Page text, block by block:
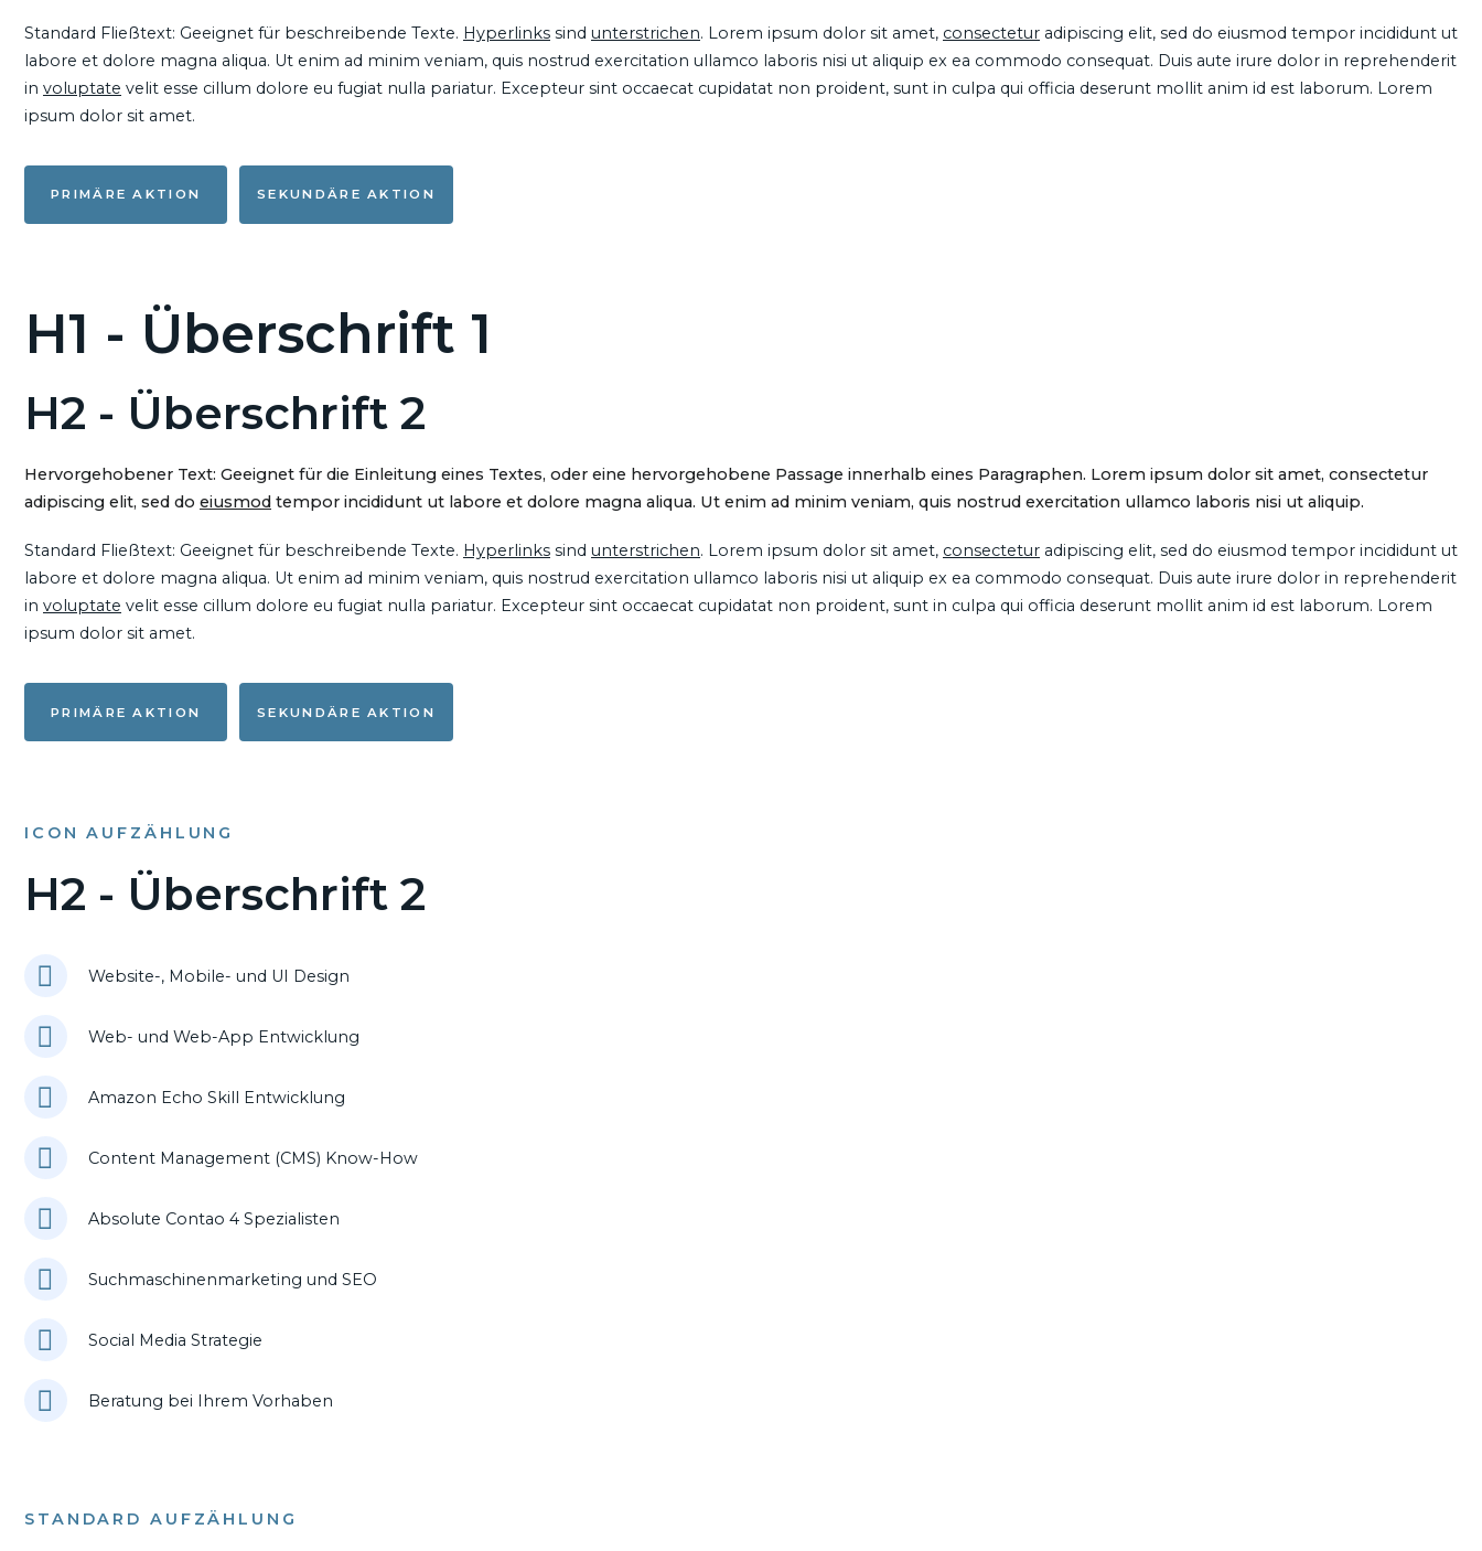
Standard Fließtext: Geeignet für beschreibende Texte. Hyperlinks sind unterstrichen. Lorem ipsum dolor sit amet, consectetur adipiscing elit, sed do eiusmod tempor incididunt ut
labore et dolore magna aliqua. Ut enim ad minim veniam, quis nostrud exercitation ullamco laboris nisi ut aliquip ex ea commodo consequat. Duis aute irure dolor in reprehenderit
in voluptate velit esse cillum dolore eu fugiat nulla pariatur. Excepteur sint occaecat cupidatat non proident, sunt in culpa qui officia deserunt mollit anim id est laborum. Lorem
ipsum dolor sit amet.
PRIMÄRE AKTION SEKUNDÄRE AKTION
H1 - Überschrift 1
H2 - Überschrift 2
Hervorgehobener Text: Geeignet für die Einleitung eines Textes, oder eine hervorgehobene Passage innerhalb eines Paragraphen. Lorem ipsum dolor sit amet, consectetur
adipiscing elit, sed do eiusmod tempor incididunt ut labore et dolore magna aliqua. Ut enim ad minim veniam, quis nostrud exercitation ullamco laboris nisi ut aliquip.
Standard Fließtext: Geeignet für beschreibende Texte. Hyperlinks sind unterstrichen. Lorem ipsum dolor sit amet, consectetur adipiscing elit, sed do eiusmod tempor incididunt ut
labore et dolore magna aliqua. Ut enim ad minim veniam, quis nostrud exercitation ullamco laboris nisi ut aliquip ex ea commodo consequat. Duis aute irure dolor in reprehenderit
in voluptate velit esse cillum dolore eu fugiat nulla pariatur. Excepteur sint occaecat cupidatat non proident, sunt in culpa qui officia deserunt mollit anim id est laborum. Lorem
ipsum dolor sit amet.
PRIMÄRE AKTION SEKUNDÄRE AKTION
ICON AUFZÄHLUNG
H2 - Überschrift 2
Website-, Mobile- und UI Design
Web- und Web-App Entwicklung
Amazon Echo Skill Entwicklung
Content Management (CMS) Know-How
Absolute Contao 4 Spezialisten
Suchmaschinenmarketing und SEO
Social Media Strategie
Beratung bei Ihrem Vorhaben
STANDARD AUFZÄHLUNG